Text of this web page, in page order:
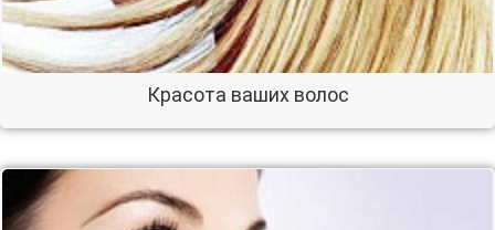
Красота ваших волос